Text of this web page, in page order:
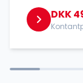
DKK